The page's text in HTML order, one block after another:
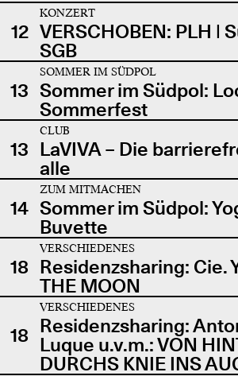
12
KONZERT
VERSCHOBEN: PLH |
SGB
13
SOMMER IM SÜDPOL
Sommer im Südpol:
Sommerfest
13
CLUB
LaVIVA – Die
alle
14
ZUM MITMACHEN
Sommer im Südpol:
Buvette
18
VERSCHIEDENES
Residenzsharing: Cie.
THE MOON
18
VERSCHIEDENES
Residenzsharing:
Luque u.v.m.: VON
DURCHS KNIE INS